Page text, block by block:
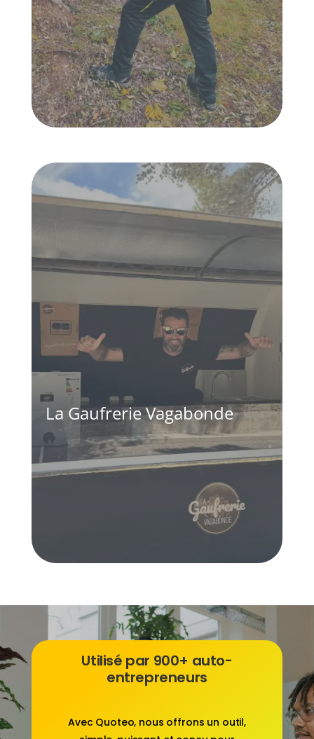
La Gaufrerie Vagabonde
Utilisé par 900+ auto-
entrepreneurs
Avec Quoteo, nous offrons un outil,